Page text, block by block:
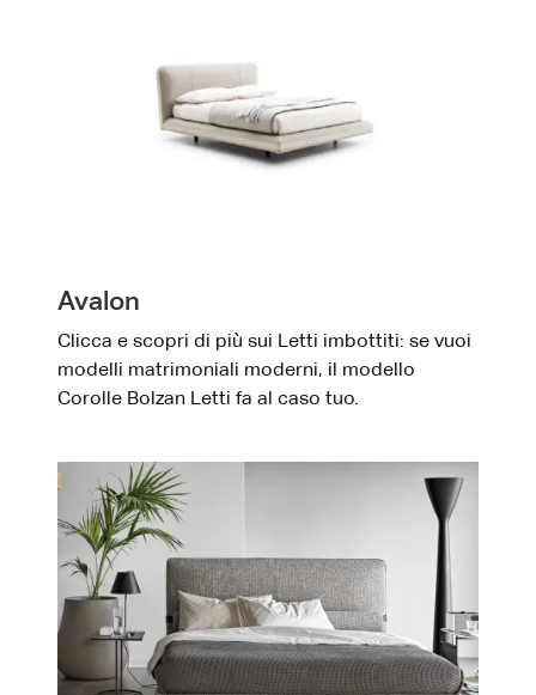
Avalon
Clicca e scopri di più sui Letti imbottiti: se vuoi
modelli matrimoniali moderni, il modello
Corolle Bolzan Letti fa al caso tuo.